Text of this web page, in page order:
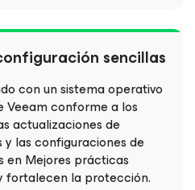
sencillas
con un sistema operativo
Veeam conforme a los
actualizaciones de
las configuraciones de
en Mejores prácticas
fortalecen la protección.